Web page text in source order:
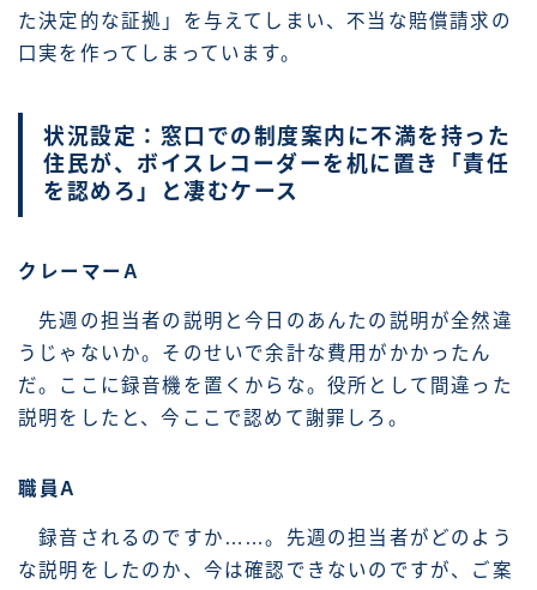
た決定的な証拠」を与えてしまい、不当な賠償請求の
口実を作ってしまっています。
状況設定：窓口での制度案内に不満を持った
住民が、ボイスレコーダーを机に置き「責任
を認めろ」と凄むケース
クレーマーA
先週の担当者の説明と今日のあんたの説明が全然違
うじゃないか。そのせいで余計な費用がかかったん
だ。ここに録音機を置くからな。役所として間違った
説明をしたと、今ここで認めて謝罪しろ。
職員A
録音されるのですか……。先週の担当者がどのよう
な説明をしたのか、今は確認できないのですが、ご案